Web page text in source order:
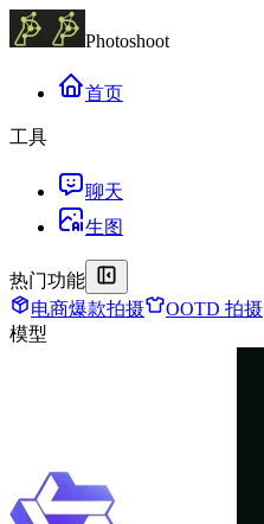
Photoshoot
首页
工具
聊天
生图
热门功能
电商爆款拍摄
OOTD 拍摄
模型